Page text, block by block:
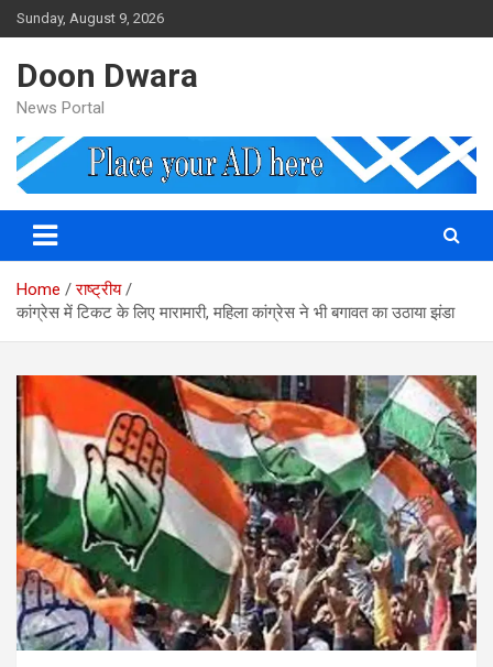
Skip
to
Sunday, August 9, 2026
Doon Dwara
News Portal
Home
राष्ट्रीय
कांग्रेस में टिकट के लिए मारामारी, महिला कांग्रेस ने भी बगावत का उठाया झंडा